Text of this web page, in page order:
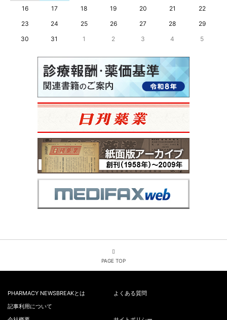
16
17 18 19 20 21
22
23
24 25 26 27 28
29
30
31 1 2 3 4 5
PAGE TOP
PHARMACY NEWSBREAKとは
よくある質問
記事利用について